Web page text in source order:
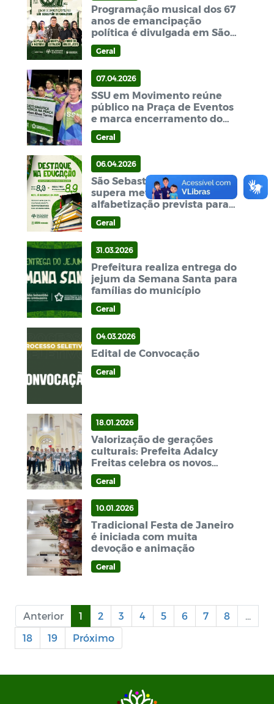
Programação musical dos 67
anos de emancipação
política é divulgada em São
Sebastião do Umbuzeiro
Geral
07.04.2026
SSU em Movimento reúne
público na Praça de Eventos
e marca encerramento do
Mês da Mulher
Geral
06.04.2026
São Sebastião do Umbuzeiro
supera meta de
alfabetização prevista para
2030 e alcança 8,9 no ICA
Geral
31.03.2026
Prefeitura realiza entrega do
jejum da Semana Santa para
famílias do município
Geral
04.03.2026
Edital de Convocação
Geral
18.01.2026
Valorização de gerações
culturais: Prefeita Adalcy
Freitas celebra os novos
tocadores de pifes do projeto
Anima Sonu
Geral
10.01.2026
Tradicional Festa de Janeiro
é iniciada com muita
devoção e animação
Geral
Anterior 1 2 3 4 5 6 7 8
...
18
19 Próximo